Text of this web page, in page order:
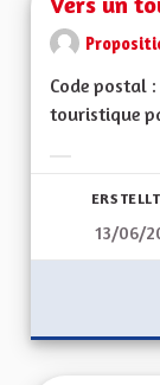
Code postal
touristique
13/06/